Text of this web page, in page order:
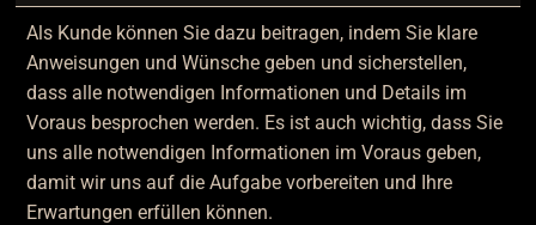
Als Kunde können Sie dazu beitragen, indem Sie klare
Anweisungen und Wünsche geben und sicherstellen,
dass alle notwendigen Informationen und Details im
Voraus besprochen werden. Es ist auch wichtig, dass Sie
uns alle notwendigen Informationen im Voraus geben,
damit wir uns auf die Aufgabe vorbereiten und Ihre
Erwartungen erfüllen können.